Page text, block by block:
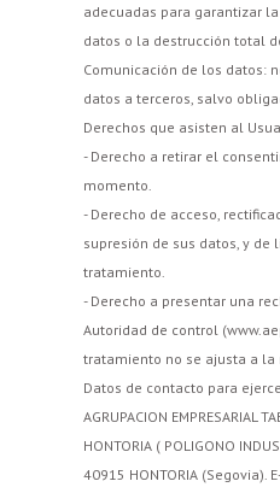
adecuadas para garantizar
datos o la destrucción total
Comunicación de los datos:
datos a terceros, salvo
Derechos que asisten al
- Derecho a retirar el
momento.
- Derecho de acceso,
supresión de sus datos, y de
tratamiento.
- Derecho a presentar una
Autoridad de control
tratamiento no se ajusta a la
Datos de contacto para
AGRUPACION EMPRESARIAL
HONTORIA ( POLIGONO
40915 HONTORIA